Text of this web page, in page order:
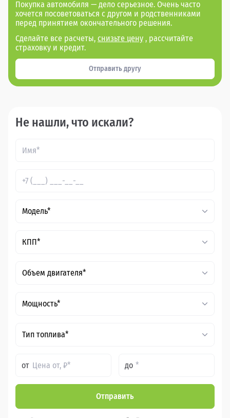
Покупка автомобиля — дело серьезное. Очень часто
хочется посоветоваться с другом и родственниками
перед принятием окончательного решения.
Сделайте все расчеты, снизьте цену , рассчитайте
страховку и кредит.
Отправить другу
Не нашли, что искали?
Модель*
КПП*
Объем двигателя*
Мощность*
Тип топлива*
от до
Отправить